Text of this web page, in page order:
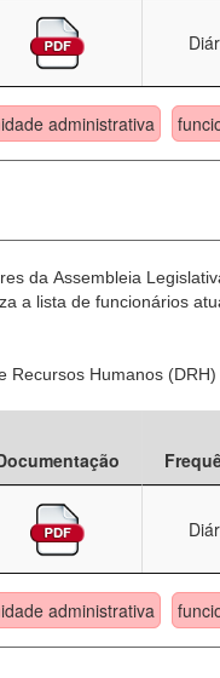
administrativa
da Assembleia
a lista de funcionários
Recursos Humanos (DRH)
administrativa